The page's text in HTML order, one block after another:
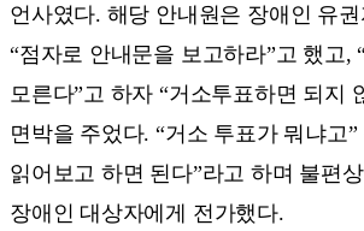
언사였다. 해당 안내원은 장애인 유
“점자로 안내문을 보고하라”고 했고,
모른다”고 하자 “거소투표하면 되지
면박을 주었다. “거소 투표가 뭐냐고
읽어보고 하면 된다”라고 하며 불편
장애인 대상자에게 전가했다.